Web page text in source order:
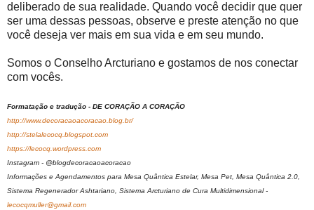
deliberado de sua realidade. Quando você decidir que quer
ser uma dessas pessoas, observe e preste atenção no que
você deseja ver mais em sua vida e em seu mundo.
Somos o Conselho Arcturiano e gostamos de nos conectar
com vocês.
Formatação e tradução - DE CORAÇÃO A CORAÇÃO
http://www.decoracaoacoracao.blog.br/
http://stelalecocq.blogspot.com
https://lecocq.wordpress.com
Instagram - @blogdecoracaoacoracao
Informações e Agendamentos para Mesa Quântica Estelar, Mesa Pet, Mesa Quântica 2.0,
Sistema Regenerador Ashtariano, Sistema Arcturiano de Cura Multidimensional -
lecocqmuller@gmail.com